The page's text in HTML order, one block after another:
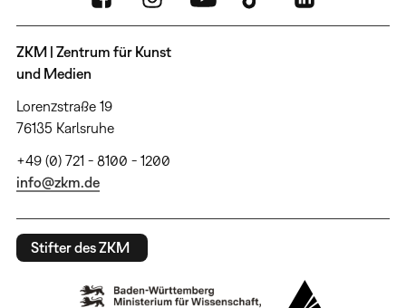
ZKM | Zentrum für Kunst
und Medien
Lorenzstraße 19
76135 Karlsruhe
+49 (0) 721 - 8100 - 1200
info@zkm.de
Stifter des ZKM